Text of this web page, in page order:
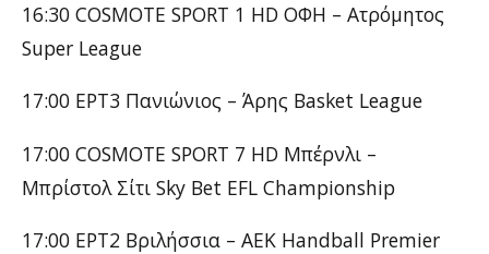
16:30 COSMOTE SPORT 1 HD ΟΦΗ – Ατρόμητος
Super League
17:00 ΕΡΤ3 Πανιώνιος – Άρης Basket League
17:00 COSMOTE SPORT 7 HD Μπέρνλι –
Μπρίστολ Σίτι Sky Bet EFL Championship
17:00 ΕΡΤ2 Βριλήσσια – ΑΕΚ Handball Premier